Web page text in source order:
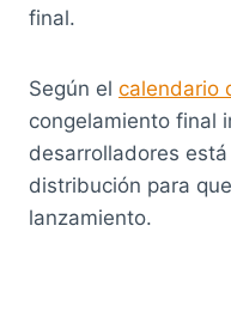
final.
Según el calendario
congelamiento final
desarrolladores
distribución para
lanzamiento.